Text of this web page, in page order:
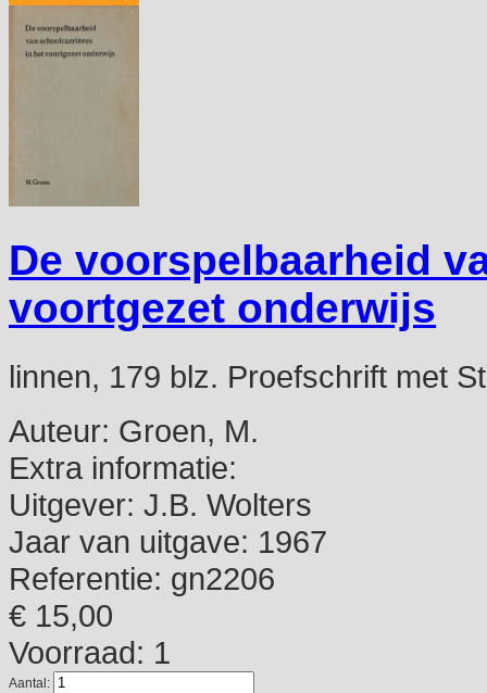
De voorspelbaarheid
voortgezet onderwijs
linnen, 179 blz. Proefschrift met
Auteur: Groen, M.
Extra informatie:
Uitgever: J.B. Wolters
Jaar van uitgave: 1967
Referentie: gn2206
€ 15,00
Voorraad: 1
Aantal: